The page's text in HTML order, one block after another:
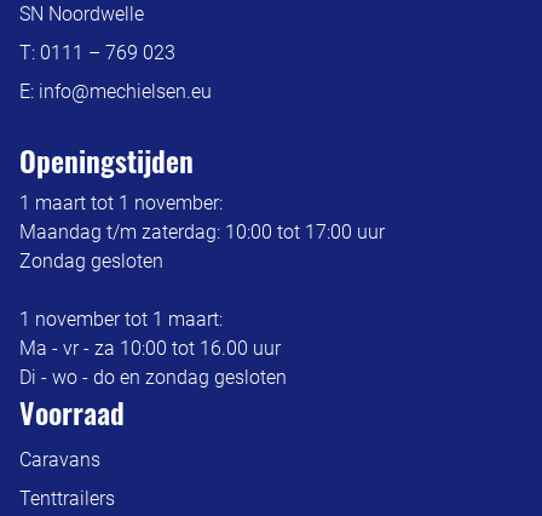
SN Noordwelle
T: 0111 – 769 023
E: info@mechielsen.eu
Openingstijden
1 maart tot 1 november:
Maandag t/m zaterdag: 10:00 tot 17:00 uur
Zondag gesloten
1 november tot 1 maart:
Ma - vr - za 10:00 tot 16.00 uur
Di - wo - do en zondag gesloten
Voorraad
Caravans
Tenttrailers